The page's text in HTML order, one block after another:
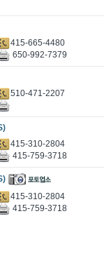
415-665-4480
650-992-7379
510-471-2207
415-310-2804
415-759-3718
415-310-2804
415-759-3718